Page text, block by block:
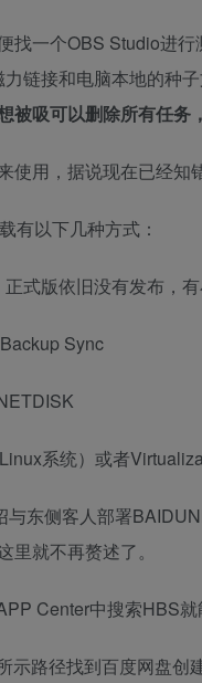
找一个OBS Studio进
链接和电脑本地的种
被吸可以删除所有任务
用，据说现在已经知
有以下几种方式：
式版依旧没有发布，有
Sync
系统）或者
东侧客人部署
就不再赘述了。
Center中搜索HBS就
路径找到百度网盘创